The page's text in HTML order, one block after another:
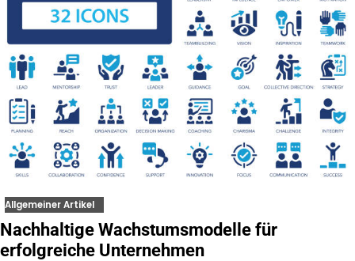
Allgemeiner Artikel
Nachhaltige Wachstumsmodelle für
erfolgreiche Unternehmen